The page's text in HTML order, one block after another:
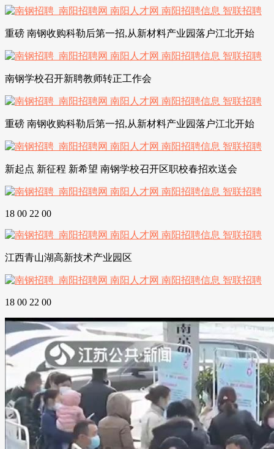
重磅 南钢收购科勒后第一招,从新材料产业园落户江北开始
南钢学校召开新聘教师转正工作会
重磅 南钢收购科勒后第一招,从新材料产业园落户江北开始
新起点 新征程 新希望 南钢学校召开区职校春招欢送会
18 00 22 00
江西青山湖高新技术产业园区
18 00 22 00